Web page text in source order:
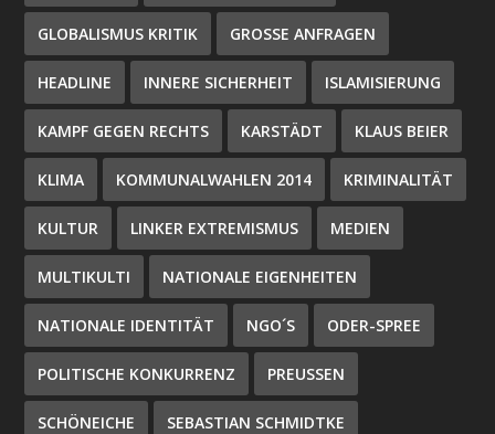
GLOBALISMUS KRITIK GROSSE ANFRAGEN
HEADLINE INNERE SICHERHEIT ISLAMISIERUNG
KAMPF GEGEN RECHTS KARSTÄDT KLAUS BEIER
KLIMA KOMMUNALWAHLEN 2014 KRIMINALITÄT
KULTUR LINKER EXTREMISMUS MEDIEN
MULTIKULTI NATIONALE EIGENHEITEN
NATIONALE IDENTITÄT NGO´S ODER-SPREE
POLITISCHE KONKURRENZ PREUSSEN
SCHÖNEICHE SEBASTIAN SCHMIDTKE